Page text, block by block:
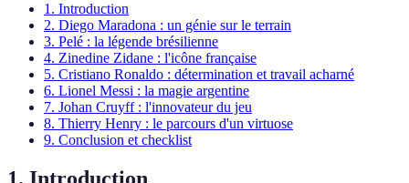
1. Introduction
2. Diego Maradona : un génie sur le terrain
3. Pelé : la légende brésilienne
4. Zinedine Zidane : l'icône française
5. Cristiano Ronaldo : détermination et travail acharné
6. Lionel Messi : la magie argentine
7. Johan Cruyff : l'innovateur du jeu
8. Thierry Henry : le parcours d'un virtuose
9. Conclusion et checklist